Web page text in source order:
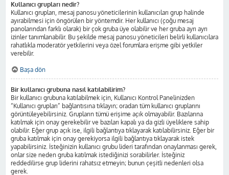
Kullanıcı grupları nedir?
Kullanıcı grupları, mesaj panosu yöneticilerinin kullanıcıları grup halinde
ayırabilmesi için öngörülen bir yöntemdir. Her kullanıcı (çoğu mesaj
panolarından farklı olarak) bir çok gruba üye olabilir ve her gruba ayrı ayrı
izinler tanımlanabilir. Bu şekilde mesaj panosu yöneticileri belirli kullanıcılara
rahatlıkla moderatör yetkilerini veya özel forumlara erişme gibi yetkiler
verebilir.
Başa dön
Bir kullanıcı grubuna nasıl katılabilirim?
Bir kullanıcı grubuna katılabilmek için, Kullanıcı Kontrol Panelinizden
“Kullanıcı grupları” bağlantısına tıklayın; oradan tüm kullanıcı gruplarını
görüntüleyebilirsiniz. Grupların tümü erişime açık olmayabilir. Bazılarına
katılmak için onay gerekebilir ve bazıları kapalı ya da gizli üyeliklere sahip
olabilir. Eğer grup açık ise, ilgili bağlantıya tıklayarak katılabilirsiniz. Eğer bir
gruba katılmak için onay gerekiyorsa ilgili bağlantıya tıklayarak istek
yapabilirsiniz. İsteğinizin kullanıcı grubu lideri tarafından onaylanması gerek,
onlar size neden gruba katılmak istediğinizi sorabilirler. İsteğiniz
reddedilirse grup liderini rahatsız etmeyin; bunun çeşitli nedenleri olsa
gerek.